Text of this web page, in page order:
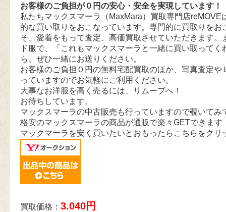
お客様のご負担が０円の安心・安全を実現しています！
私たちマックスマーラ（MaxMara）買取専門店reMOVE
的な買い取りをおこなっています。専門的に買取りをお
そ、愛着をもって査定、高価買取させていただきます。
ド服で、「これもマックスマーラと一緒に買い取ってく
ら、ぜひ一緒にお送りください。
お客様のご負担０円の無料宅配買取のほか、写真査定や
っていますのでお気軽にご利用ください。
大事なお洋服を高く売るには、リムーブへ！
お待ちしています。
マックスマーラの中古販売も行っていますので覗いてみ
格安のマックスマーラの商品が通販で楽々GETできます
マックマーラを安く買いたいとおもったらこちらをクリ
買取価格： 3.040円